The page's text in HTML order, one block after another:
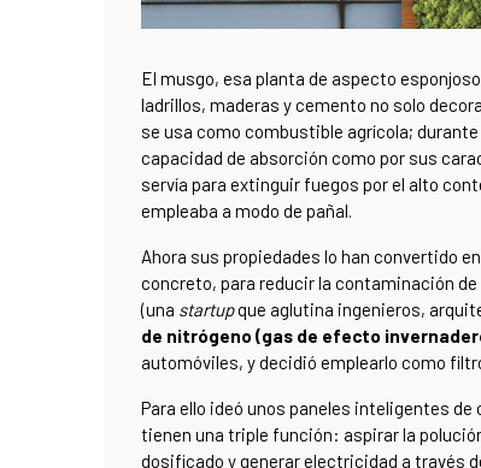
El musgo, esa planta de aspecto
ladrillos, maderas y cemento no solo
se usa como combustible agrícola;
capacidad de absorción como por sus
servía para extinguir fuegos por el alto
empleaba a modo de pañal.
Ahora sus propiedades lo han convertido en
concreto, para reducir la contaminación
(una startupque aglutina ingenieros,
de nitrógeno (gas de efecto
automóviles, y decidió emplearlo como
Para ello ideó unos paneles inteligentes
tienen una triple función: aspirar la
dosificado y generar electricidad a través